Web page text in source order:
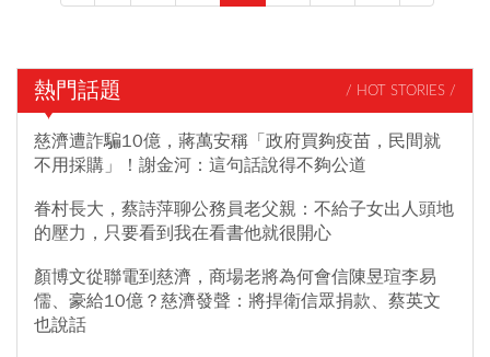
熱門話題 / HOT STORIES /
慈濟遭詐騙10億，蔣萬安稱「政府買夠疫苗，民間就
不用採購」！謝金河：這句話說得不夠公道
眷村長大，蔡詩萍聊公務員老父親：不給子女出人頭地
的壓力，只要看到我在看書他就很開心
顏博文從聯電到慈濟，商場老將為何會信陳昱瑄李易
儒、豪給10億？慈濟發聲：將捍衛信眾捐款、蔡英文
也說話